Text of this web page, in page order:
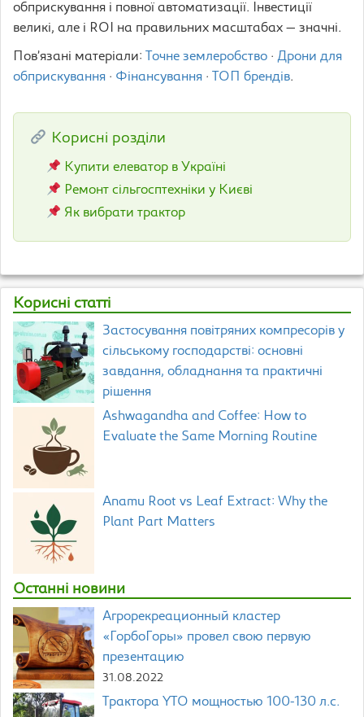
обприскування і повної автоматизації. Інвестиції
великі, але і ROI на правильних масштабах — значні.
Пов’язані матеріали: Точне землеробство · Дрони для
обприскування · Фінансування · ТОП брендів.
Корисні розділи
Купити елеватор в Україні
Ремонт сільгосптехніки у Києві
Як вибрати трактор
Корисні статті
Застосування повітряних компресорів у
сільському господарстві: основні
завдання, обладнання та практичні
рішення
Ashwagandha and Coffee: How to
Evaluate the Same Morning Routine
Anamu Root vs Leaf Extract: Why the
Plant Part Matters
Останні новини
Агрорекреационный кластер
«ГорбоГоры» провел свою первую
презентацию
31.08.2022
Трактора YTO мощностью 100-130 л.с.